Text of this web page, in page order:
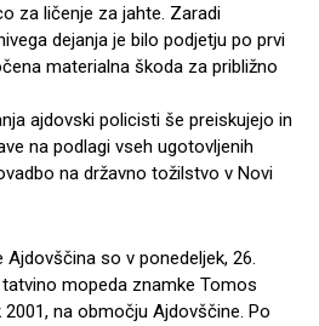
za ličenje za jahte. Zaradi
dejanja je bilo podjetju po prvi
materialna škoda za približno
ajdovski policisti še preiskujejo in
na podlagi vseh ugotovljenih
na državno tožilstvo v Novi
so v ponedeljek, 26.
mopeda znamke Tomos
2001, na območju Ajdovščine. Po